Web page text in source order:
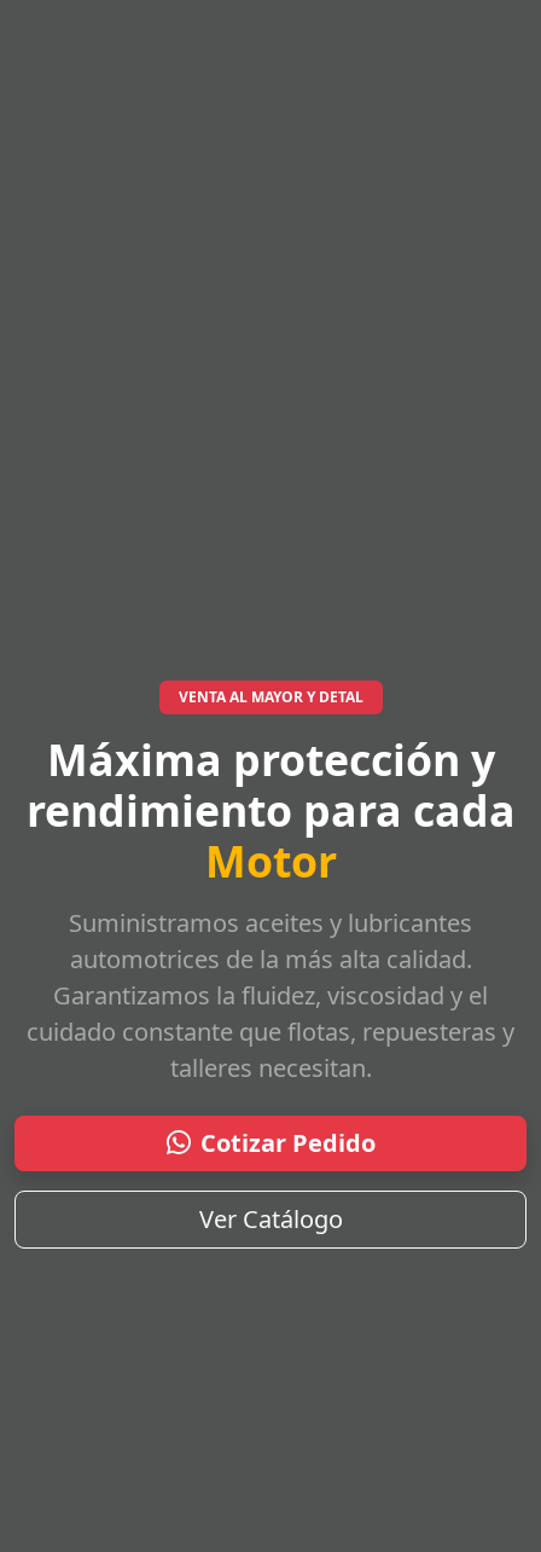
VENTA AL MAYOR Y DETAL
Máxima protección y
rendimiento para cada
Motor
Suministramos aceites y lubricantes
automotrices de la más alta calidad.
Garantizamos la fluidez, viscosidad y el
cuidado constante que flotas, repuesteras y
talleres necesitan.
Cotizar Pedido
Ver Catálogo